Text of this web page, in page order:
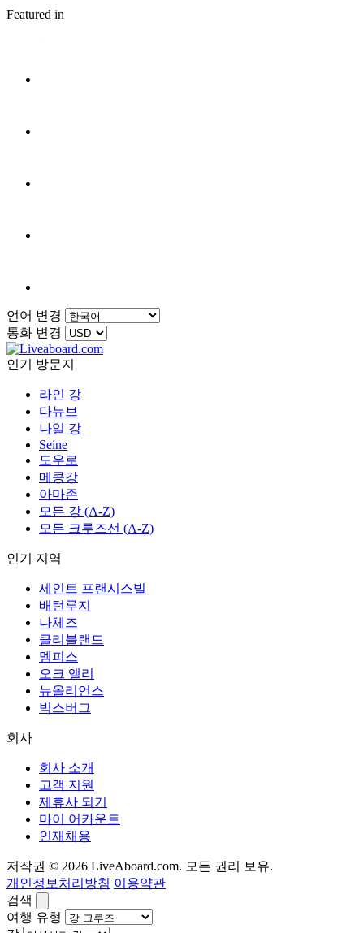
Featured in
언어 변경
통화 변경
인기 방문지
라인 강
다뉴브
나일 강
Seine
도우로
메콩강
아마존
모든 강 (A-Z)
모든 크루즈선 (A-Z)
인기 지역
세인트 프랜시스빌
배턴루지
나체즈
클리블랜드
멤피스
오크 앨리
뉴올리언스
빅스버그
회사
회사 소개
고객 지원
제휴사 되기
마이 어카운트
인재채용
저작권 © 2026 LiveAboard.com. 모든 권리 보유.
개인정보처리방침 이용약관
검색
여행 유형